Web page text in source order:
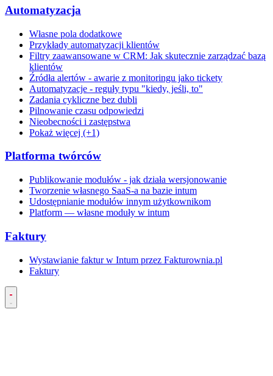
Automatyzacja
Własne pola dodatkowe
Przykłady automatyzacji klientów
Filtry zaawansowane w CRM: Jak skutecznie zarządzać bazą
klientów
Źródła alertów - awarie z monitoringu jako tickety
Automatyzacje - reguły typu "kiedy, jeśli, to"
Zadania cykliczne bez dubli
Pilnowanie czasu odpowiedzi
Nieobecności i zastępstwa
Pokaż więcej (+1)
Platforma twórców
Publikowanie modułów - jak działa wersjonowanie
Tworzenie własnego SaaS-a na bazie intum
Udostępnianie modułów innym użytkownikom
Platform — własne moduły w intum
Faktury
Wystawianie faktur w Intum przez Fakturownia.pl
Faktury